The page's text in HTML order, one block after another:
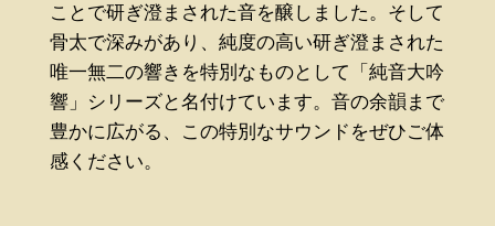
ことで研ぎ澄まされた音を醸しました。そして
骨太で深みがあり、純度の高い研ぎ澄まされた
唯一無二の響きを特別なものとして「純音大吟
響」シリーズと名付けています。音の余韻まで
豊かに広がる、この特別なサウンドをぜひご体
感ください。